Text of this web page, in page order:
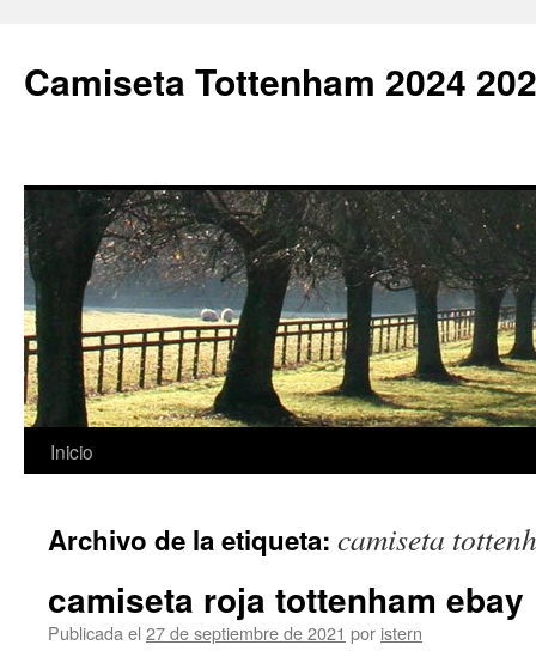
Camiseta Tottenham 2024
Saltar
contenido
Inicio
Archivo de la etiqueta: camiseta
camiseta roja tottenham ebay
Publicada el 27 de septiembre de 2021 por istern